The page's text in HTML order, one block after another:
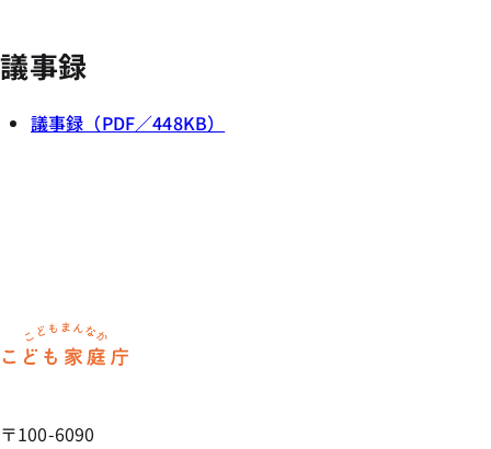
議事録
議事録（PDF／448KB）
〒100-6090